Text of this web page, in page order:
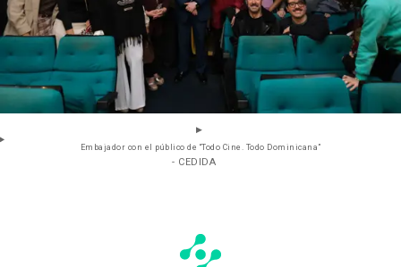
Embajador con el público de “Todo Cine. Todo Dominicana”
- CEDIDA